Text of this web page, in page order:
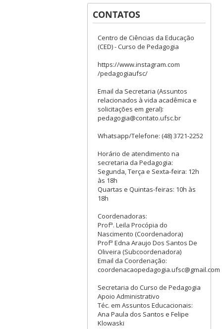
CONTATOS
Centro de Ciências da Educação
(CED) - Curso de Pedagogia
https://www.instagram.com
/pedagogiaufsc/
Email da Secretaria (Assuntos
relacionados à vida acadêmica e
solicitações em geral):
pedagogia@contato.ufsc.br
Whatsapp/Telefone: (48) 3721-2252
Horário de atendimento na
secretaria da Pedagogia:
Segunda, Terça e Sexta-feira: 12h
às 18h
Quartas e Quintas-feiras: 10h às
18h
Coordenadoras:
Profª. Leila Procópia do
Nascimento (Coordenadora)
Profª Edna Araujo Dos Santos De
Oliveira (Subcoordenadora)
Email da Coordenação:
coordenacaopedagogia.ufsc@gmail.com
Secretaria do Curso de Pedagogia
Apoio Administrativo
Téc. em Assuntos Educacionais:
Ana Paula dos Santos e Felipe
Klowaski